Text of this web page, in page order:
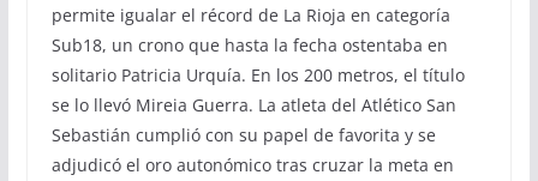
permite igualar el récord de La Rioja en categoría
Sub18, un crono que hasta la fecha ostentaba en
solitario Patricia Urquía. En los 200 metros, el título
se lo llevó Mireia Guerra. La atleta del Atlético San
Sebastián cumplió con su papel de favorita y se
adjudicó el oro autonómico tras cruzar la meta en